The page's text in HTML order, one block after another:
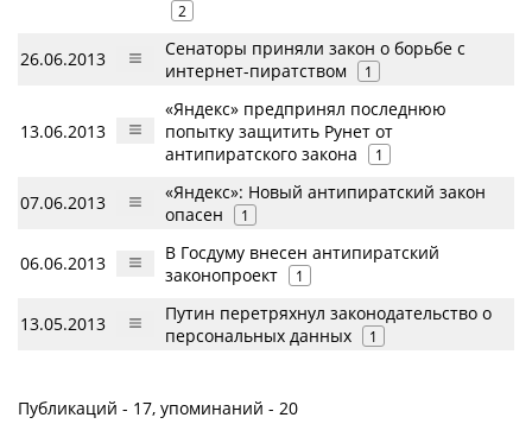
2
26.06.2013
Сенаторы приняли закон о борьбе с
интернет-пиратством
1
13.06.2013
«Яндекс» предпринял последнюю
попытку защитить Рунет от
антипиратского закона
1
07.06.2013
«Яндекс»: Новый антипиратский закон
опасен
1
06.06.2013
В Госдуму внесен антипиратский
законопроект
1
13.05.2013
Путин перетряхнул законодательство о
персональных данных
1
Публикаций - 17, упоминаний - 20